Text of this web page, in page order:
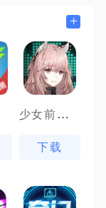
+
少女前线云图计划先锋服
下载